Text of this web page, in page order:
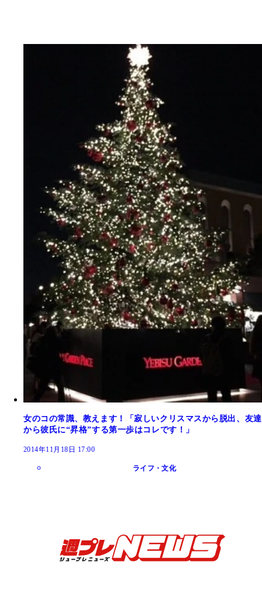
女のコの常識、教えます！「寂しいクリスマスから脱出、友達
から彼氏に“昇格”する第一歩はコレです！」
2014年11月18日 17:00
ライフ・文化